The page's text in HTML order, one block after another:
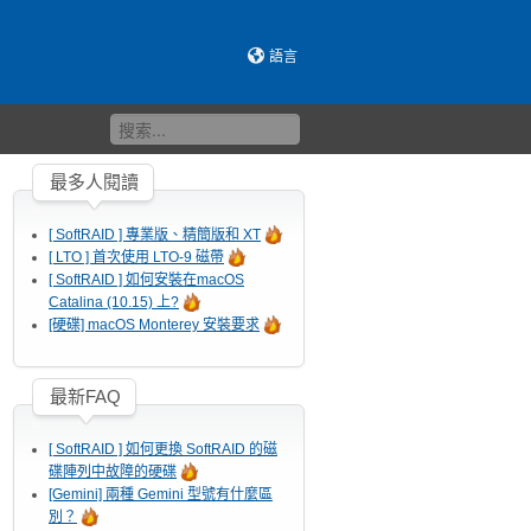
語言
最多人閱讀
[ SoftRAID ] 專業版、精簡版和 XT
[ LTO ] 首次使用 LTO-9 磁帶
[ SoftRAID ] 如何安裝在macOS
Catalina (10.15) 上?
[硬碟] macOS Monterey 安裝要求
最新FAQ
[ SoftRAID ] 如何更換 SoftRAID 的磁
碟陣列中故障的硬碟
[Gemini] 兩種 Gemini 型號有什麼區
別？